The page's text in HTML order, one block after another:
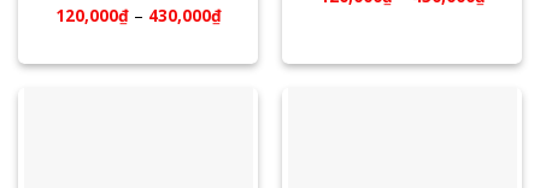
120,000₫– 430,000₫